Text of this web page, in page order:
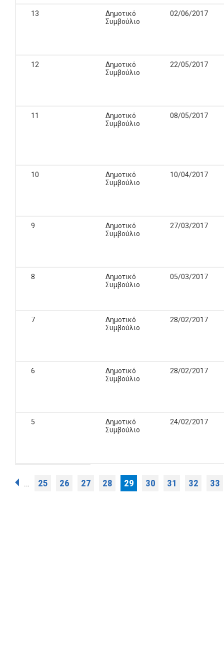
13
Δημοτικό
Συμβούλιο
02/06/2017
12
Δημοτικό
Συμβούλιο
22/05/2017
11
Δημοτικό
Συμβούλιο
08/05/2017
10
Δημοτικό
Συμβούλιο
10/04/2017
9
Δημοτικό
Συμβούλιο
27/03/2017
8
Δημοτικό
Συμβούλιο
05/03/2017
7
Δημοτικό
Συμβούλιο
28/02/2017
6
Δημοτικό
Συμβούλιο
28/02/2017
5
Δημοτικό
Συμβούλιο
24/02/2017
Σελίδες
… 25 26 27 28 29 30 31 32 33